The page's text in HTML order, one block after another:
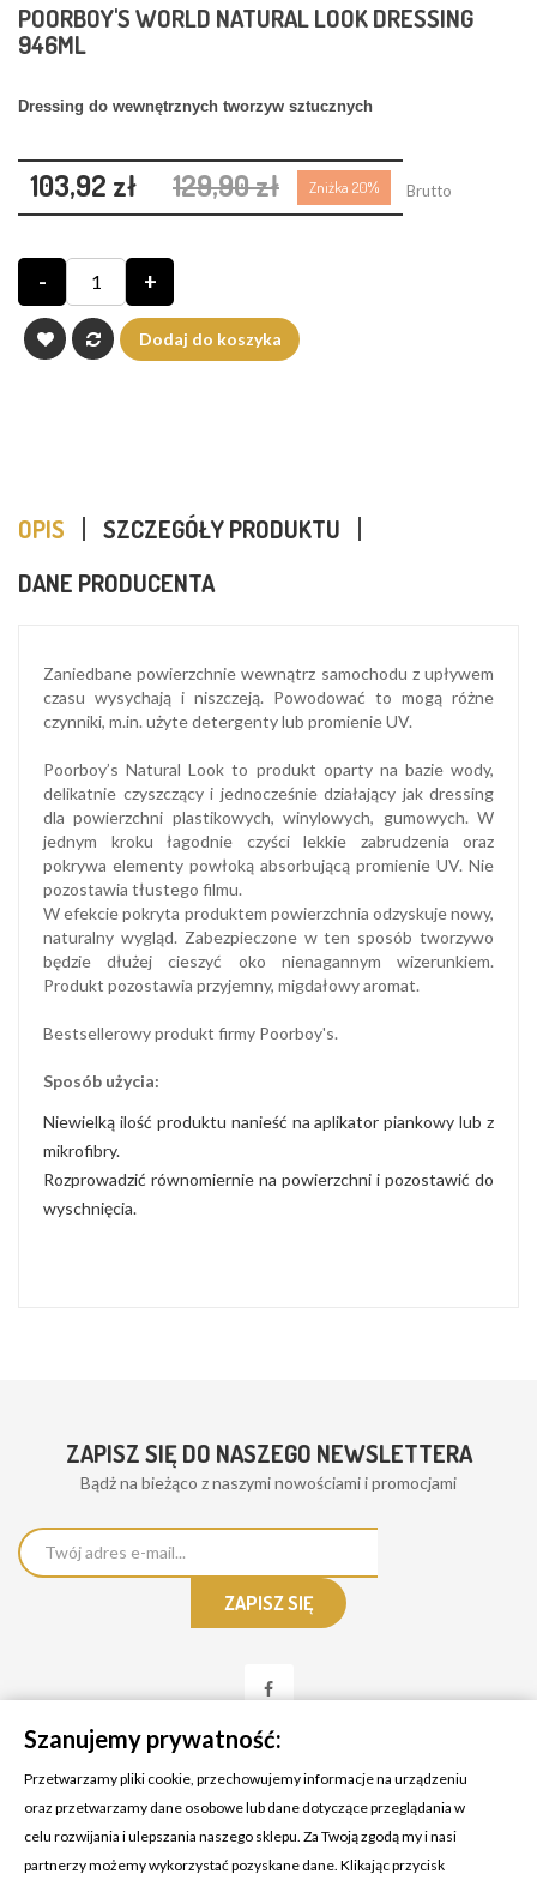
POORBOY'S WORLD NATURAL LOOK DRESSING
946ML
Dressing do wewnętrznych tworzyw sztucznych
103,92 zł 129,90 zł Zniżka 20% Brutto
- +
Dodaj do koszyka
OPIS
SZCZEGÓŁY PRODUKTU
DANE PRODUCENTA
Zaniedbane powierzchnie wewnątrz samochodu z upływem
czasu wysychają i niszczeją. Powodować to mogą różne
czynniki, m.in. użyte detergenty lub promienie UV.
Poorboy’s Natural Look to produkt oparty na bazie wody,
delikatnie czyszczący i jednocześnie działający jak dressing
dla powierzchni plastikowych, winylowych, gumowych. W
jednym kroku łagodnie czyści lekkie zabrudzenia oraz
pokrywa elementy powłoką absorbującą promienie UV. Nie
pozostawia tłustego filmu.
W efekcie pokryta produktem powierzchnia odzyskuje nowy,
naturalny wygląd. Zabezpieczone w ten sposób tworzywo
będzie dłużej cieszyć oko nienagannym wizerunkiem.
Produkt pozostawia przyjemny, migdałowy aromat.
Bestsellerowy produkt firmy Poorboy's.
Sposób użycia:
Niewielką ilość produktu nanieść na aplikator piankowy lub z
mikrofibry.
Rozprowadzić równomiernie na powierzchni i pozostawić do
wyschnięcia.
ZAPISZ SIĘ DO NASZEGO NEWSLETTERA
Bądż na bieżąco z naszymi nowościami i promocjami
KONTAKT Z NAMI
Szanujemy prywatność:
Przetwarzamy pliki cookie, przechowujemy informacje na urządzeniu
oraz przetwarzamy dane osobowe lub dane dotyczące przeglądania w
celu rozwijania i ulepszania naszego sklepu. Za Twoją zgodą my i nasi
partnerzy możemy wykorzystać pozyskane dane. Klikając przycisk